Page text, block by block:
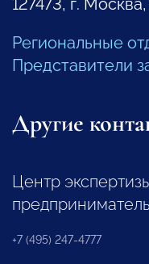
127473, г.
Региональные
Представители
Другие
Центр
+7 (495) 247-4777